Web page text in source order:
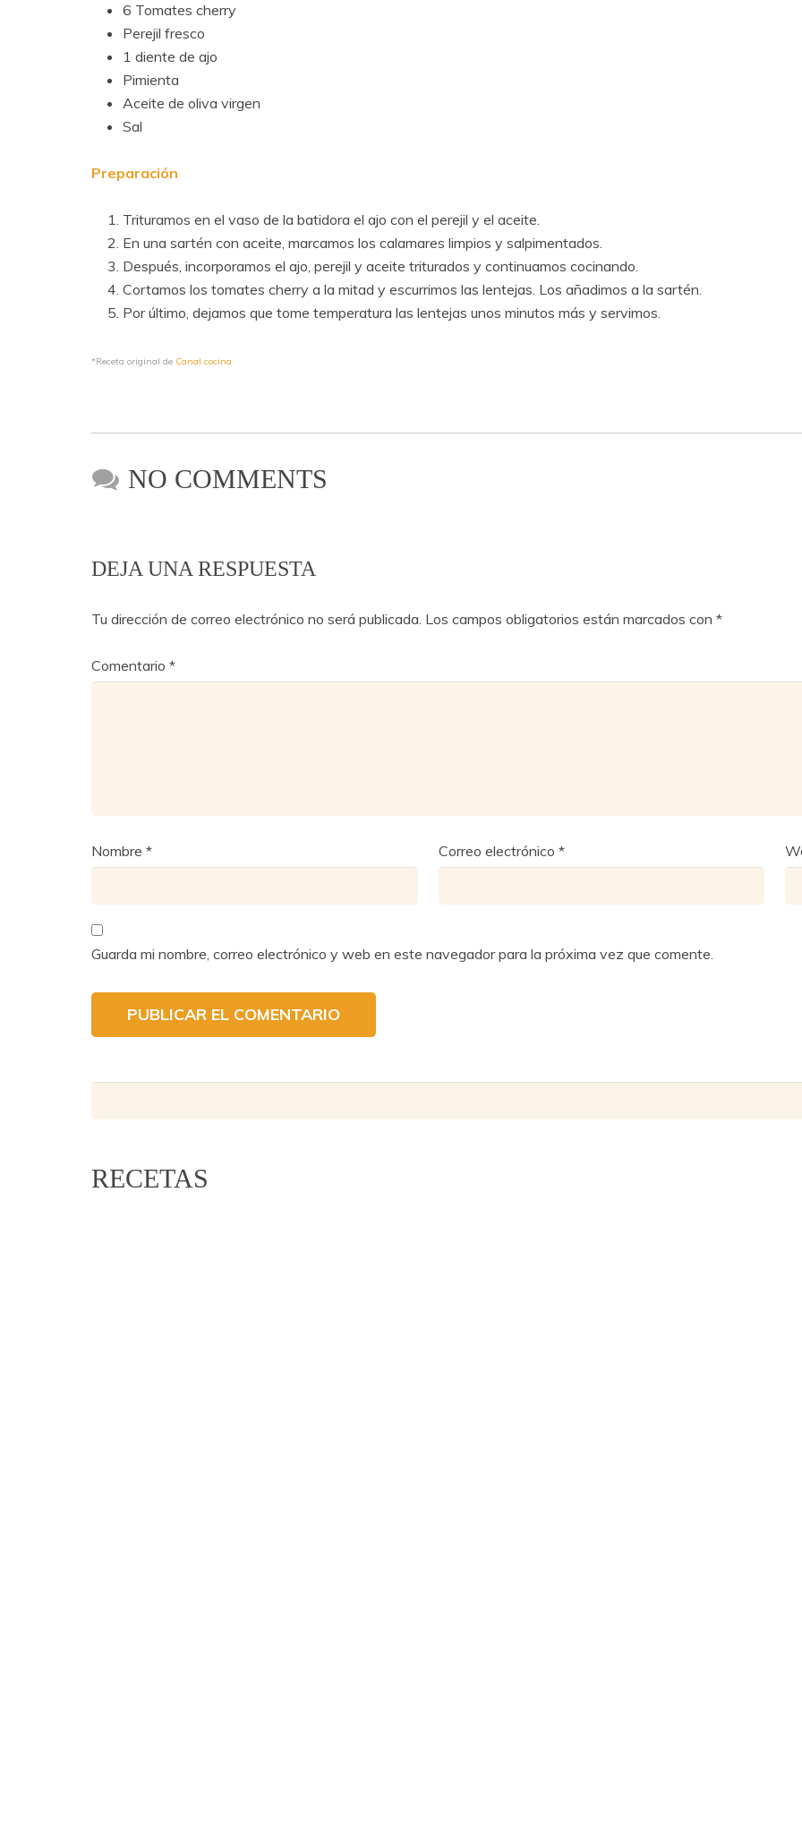
6 Tomates cherry
Perejil fresco
1 diente de ajo
Pimienta
Aceite de oliva virgen
Sal
Preparación
Trituramos en el vaso de la batidora el ajo con el perejil y el aceite.
En una sartén con aceite, marcamos los calamares limpios y salpimentados.
Después, incorporamos el ajo, perejil y aceite triturados y continuamos cocinando.
Cortamos los tomates cherry a la mitad y escurrimos las lentejas. Los añadimos a la sartén.
Por último, dejamos que tome temperatura las lentejas unos minutos más y servimos.
*Receta original de Canal cocina
NO COMMENTS
DEJA UNA RESPUESTA
Tu dirección de correo electrónico no será publicada. Los campos obligatorios están marcados con *
Comentario *
Nombre * Correo electrónico *
Guarda mi nombre, correo electrónico y web en este navegador para la próxima vez que comente.
RECETAS
Lentejas Casilda - Copyright © 2016.